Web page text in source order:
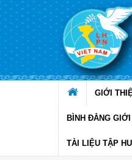
Truy cập nội dung luôn
GIỚI
BÌNH ĐẲNG
TÀI LIỆU TẬP